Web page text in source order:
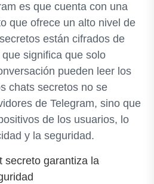
es que cuenta con una
que ofrece un alto nivel de
están cifrados de
significa que solo
pueden leer los
chats secretos no se
de Telegram, sino que
de los usuarios, lo
y la seguridad.
secreto garantiza la